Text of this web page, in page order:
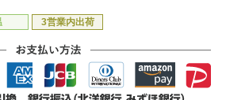
3営業内出荷